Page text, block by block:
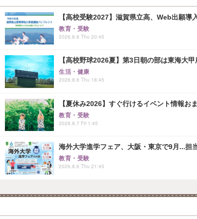
【高校受験2027】滋賀県立高、Web出願導
教育・受験
2026.8.6 Thu 20:45
【高校野球2026夏】第3日朝の部は東海大
生活・健康
2026.8.6 Thu 18:45
【夏休み2026】すぐ行けるイベント情報お
教育・受験
2026.8.7 Fri 1:45
海外大学進学フェア、大阪・東京で9月...担
教育・受験
2026.8.6 Thu 21:45